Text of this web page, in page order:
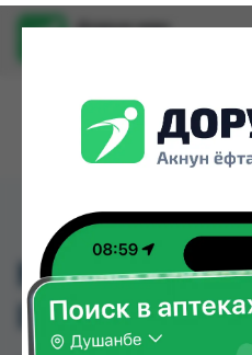
Доруи ман